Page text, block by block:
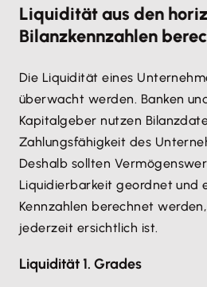
Liquidität aus den
Bilanzkennzahlen
Die Liquidität eines
überwacht werden. Banken
Kapitalgeber nutzen
Zahlungsfähigkeit des
Deshalb sollten
Liquidierbarkeit geordnet und
Kennzahlen berechnet
jederzeit ersichtlich ist.
Liquidität 1. Grades